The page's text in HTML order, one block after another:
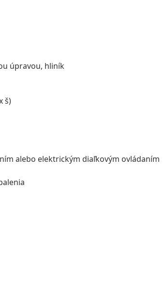
úpravou, hliník
š)
alebo elektrickým diaľkovým ovládaním